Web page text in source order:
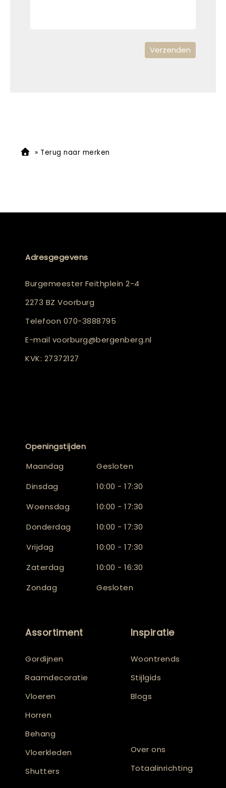
» Terug naar merken
Adresgegevens
Burgemeester Feithplein 2-4
2273 BZ Voorburg
Telefoon 070-3888795
E-mail voorburg@bergenberg.nl
KVK: 27372127
Openingstijden
Maandag
Gesloten
Dinsdag
10:00 - 17:30
Woensdag
10:00 - 17:30
Donderdag
10:00 - 17:30
Vrijdag
10:00 - 17:30
Zaterdag
10:00 - 16:30
Zondag
Gesloten
Assortiment
Gordijnen
Raamdecoratie
Vloeren
Horren
Behang
Vloerkleden
Shutters
Inspiratie
Woontrends
Stijlgids
Blogs
Over ons
Totaalinrichting